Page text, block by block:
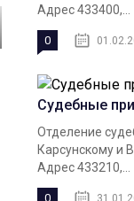
Адрес 433400,...
0
Судебные
Отделение
Карсунскому и
Адрес 433210,...
0